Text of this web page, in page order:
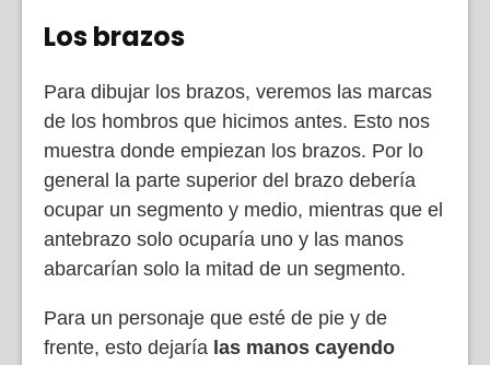
Los brazos
Para dibujar los brazos, veremos las marcas
de los hombros que hicimos antes. Esto nos
muestra donde empiezan los brazos. Por lo
general la parte superior del brazo debería
ocupar un segmento y medio, mientras que el
antebrazo solo ocuparía uno y las manos
abarcarían solo la mitad de un segmento.
Para un personaje que esté de pie y de
frente, esto dejaría las manos cayendo